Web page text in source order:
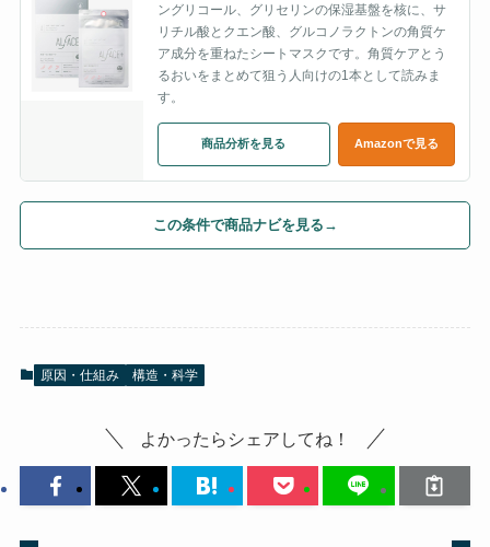
ングリコール、グリセリンの保湿基盤を核に、サ
リチル酸とクエン酸、グルコノラクトンの角質ケ
ア成分を重ねたシートマスクです。角質ケアとう
るおいをまとめて狙う人向けの1本として読みま
す。
商品分析を見る Amazonで見る
この条件で商品ナビを見る →
原因・仕組み 構造・科学
よかったらシェアしてね！